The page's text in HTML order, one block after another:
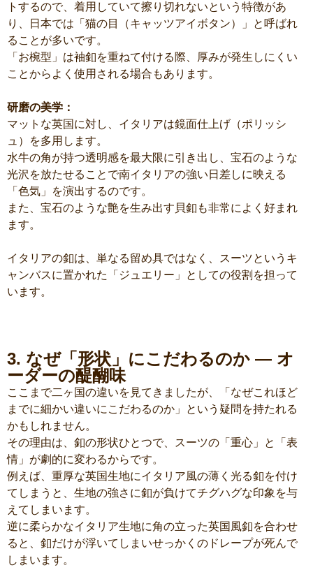
トするので、着用していて擦り切れないという特徴があ
り、日本では「猫の目（キャッツアイボタン）」と呼ばれ
ることが多いです。
「お椀型」は袖釦を重ねて付ける際、厚みが発生しにくい
ことからよく使用される場合もあります。
研磨の美学：
マットな英国に対し、イタリアは鏡面仕上げ（ポリッシ
ュ）を多用します。
水牛の角が持つ透明感を最大限に引き出し、宝石のような
光沢を放たせることで南イタリアの強い日差しに映える
「色気」を演出するのです。
また、宝石のような艶を生み出す貝釦も非常によく好まれ
ます。
イタリアの釦は、単なる留め具ではなく、スーツというキ
ャンバスに置かれた「ジュエリー」としての役割を担って
います。
3. なぜ「形状」にこだわるのか ― オ
ーダーの醍醐味
ここまで二ヶ国の違いを見てきましたが、「なぜこれほど
までに細かい違いにこだわるのか」という疑問を持たれる
かもしれません。
その理由は、釦の形状ひとつで、スーツの「重心」と「表
情」が劇的に変わるからです。
例えば、重厚な英国生地にイタリア風の薄く光る釦を付け
てしまうと、生地の強さに釦が負けてチグハグな印象を与
えてしまいます。
逆に柔らかなイタリア生地に角の立った英国風釦を合わせ
ると、釦だけが浮いてしまいせっかくのドレープが死んで
しまいます。